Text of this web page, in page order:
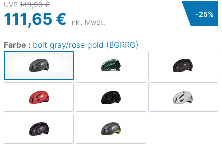
UVP 148,90 €
111,65 € inkl. MwSt.
-25%
Farbe : bolt gray/rose gold (BGRRG)